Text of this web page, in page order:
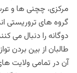
مرکزی، چچنی ها و
گروه های تروریستی
دوگانه را دنبال می
طالبان از بین بردن
آن در تمامی ولایت